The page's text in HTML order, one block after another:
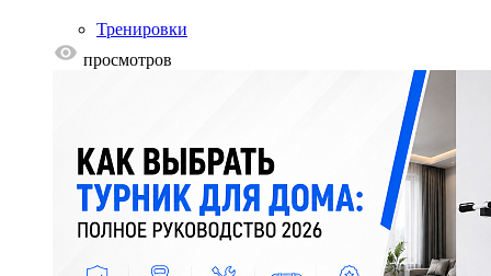
Тренировки
просмотров